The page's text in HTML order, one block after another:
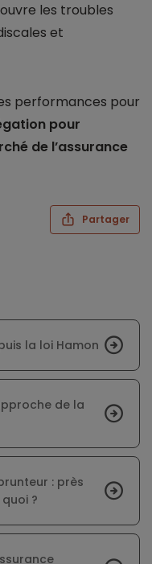
les troubles
et
performances pour
pour
de l’assurance
Partager
la loi Hamon
de la
: près
?